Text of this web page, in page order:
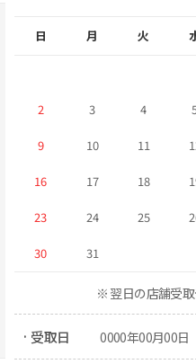
日 月 火
2 3 4
9 10 11
16 17 18
23 24 25
30 31
※ 翌日の店舗受取
· 受取日 0000年00月00日